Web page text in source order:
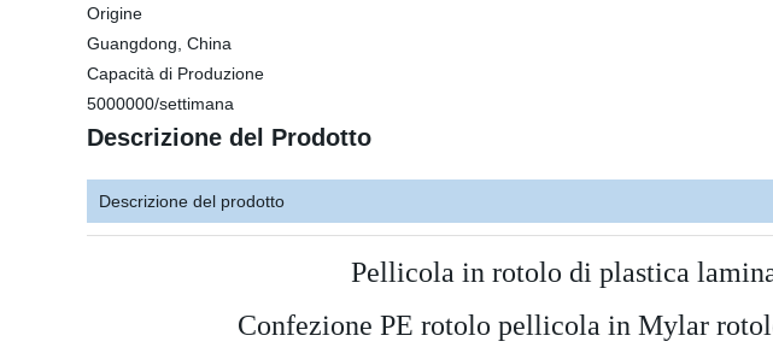
Origine
Guangdong, China
Capacità di Produzione
5000000/settimana
Descrizione del Prodotto
Descrizione del prodotto
Pellicola in rotolo di plastica
Confezione PE rotolo pellicola in Mylar